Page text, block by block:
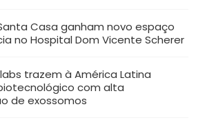
Casa ganham novo espaço
no Hospital Dom Vicente Scherer
trazem à América Latina
com alta
de exossomos